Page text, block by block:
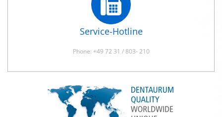
Service-Hotline
Phone: +49 72 31 / 803- 210